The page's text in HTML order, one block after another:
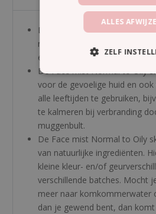
De Face mist Normal to Oily
normale tot vette huid. Ook
en onzuivere huid.
De Face mist Normal to Oily
voor de gevoelige huid en
alle leeftijden te gebruiken,
te kalmeren bij verbranding
muggenbult.
De Face mist Normal to Oily
van natuurlijke ingrediënten.
kleine kleur- en/of
verschillende batches. Mocht
meer naar komkommerwater
dan je gewend bent, dan
ALLES
ZELF